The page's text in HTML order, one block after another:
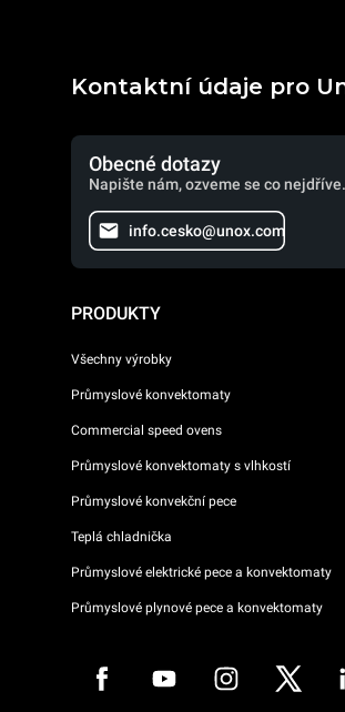
Kontaktní údaje pro
Obecné dotazy
Napište nám, ozveme se co nejdříve.
info.cesko@unox.com
PRODUKTY
Všechny výrobky
Průmyslové konvektomaty
Commercial speed ovens
Průmyslové konvektomaty s vlhkostí
Průmyslové konvekční pece
Teplá chladnička
Průmyslové elektrické pece a konvektomaty
Průmyslové plynové pece a konvektomaty